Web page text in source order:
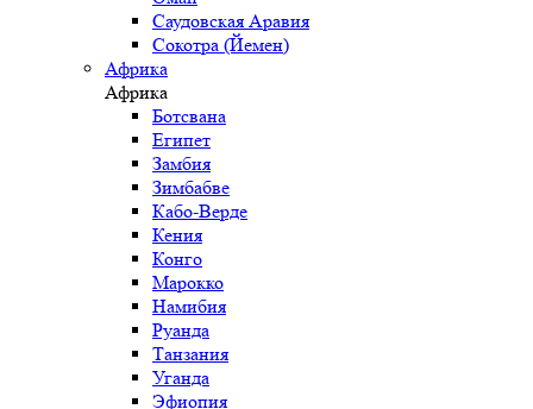
Саудовская Аравия
Сокотра (Йемен)
Африка
Африка
Ботсвана
Египет
Замбия
Зимбабве
Кабо-Верде
Кения
Конго
Марокко
Намибия
Руанда
Танзания
Уганда
Эфиопия